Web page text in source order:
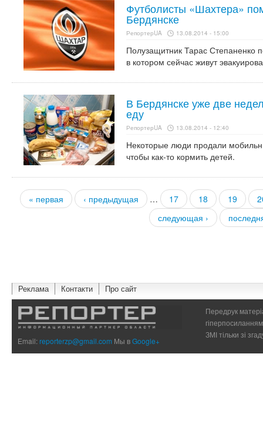
Футболисты «Шахтера»
Бердянске
РепортерUA 13.08.2014 - 15:00
Полузащитник Тарас Степаненко
в котором сейчас живут
В Бердянске уже две
еду
РепортерUA 13.08.2014 - 12:40
Некоторые люди продали
чтобы как-то кормить детей.
Страницы
« первая ‹ предыдущая … 17 18 19
следующая ›
Реклама Контакти Про сайт
Email:reporterzp@gmail.com Мы вGoogle+
Передрук
ЗМІ тільки зі